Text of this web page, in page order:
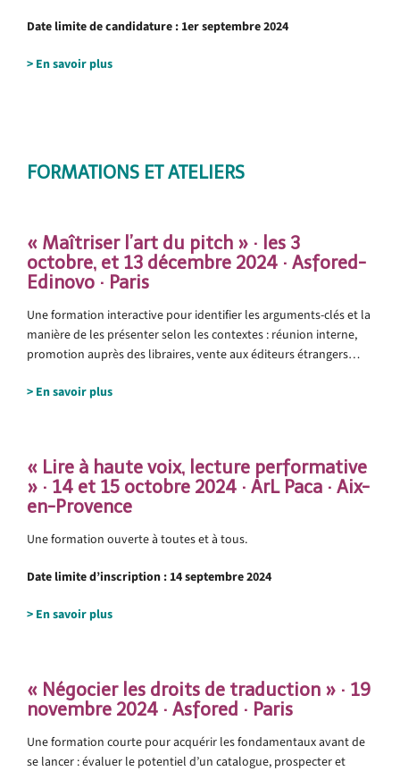
Date limite de candidature : 1er septembre 2024
> En savoir plus
FORMATIONS ET ATELIERS
« Maîtriser l’art du pitch » · les 3
octobre, et 13 décembre 2024 · Asfored-
Edinovo · Paris
Une formation interactive pour identifier les arguments-clés et la
manière de les présenter selon les contextes : réunion interne,
promotion auprès des libraires, vente aux éditeurs étrangers…
> En savoir plus
« Lire à haute voix, lecture performative
» · 14 et 15 octobre 2024 · ArL Paca · Aix-
en-Provence
Une formation ouverte à toutes et à tous.
Date limite d’inscription : 14 septembre 2024
> En savoir plus
« Négocier les droits de traduction » · 19
novembre 2024 · Asfored · Paris
Une formation courte pour acquérir les fondamentaux avant de
se lancer : évaluer le potentiel d’un catalogue, prospecter et